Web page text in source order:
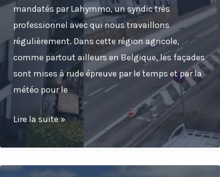
mandatés par Lahymmo, un syndic très
professionnel avec qui nous travaillons
régulièrement. Dans cette région agricole,
comme partout ailleurs en Belgique, les façades
sont mises à rude épreuve par le temps et par la
météo pour le
Nettoyage
façade
d’une
Lire la suite »